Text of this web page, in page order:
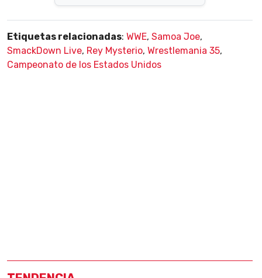
Etiquetas relacionadas: WWE, Samoa Joe,
SmackDown Live, Rey Mysterio, Wrestlemania 35,
Campeonato de los Estados Unidos